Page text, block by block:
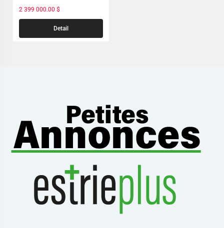
2 399 000.00 $
Detail